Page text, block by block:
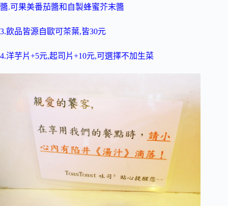
醬.可果美番茄醬和自製蜂蜜芥末醬
3.飲品皆源自歐可茶葉,皆30元
4.洋芋片+5元,起司片+10元,可選擇不加生菜